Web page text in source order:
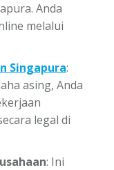
Anda
melalui
Singapura:
asing, Anda
legal di
: Ini